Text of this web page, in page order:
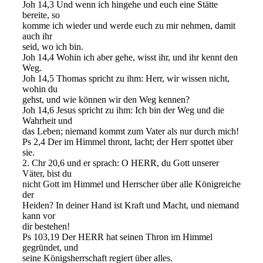
Joh 14,3 Und wenn ich hingehe und euch eine Stätte
bereite, so
komme ich wieder und werde euch zu mir nehmen, damit
auch ihr
seid, wo ich bin.
Joh 14,4 Wohin ich aber gehe, wisst ihr, und ihr kennt den
Weg.
Joh 14,5 Thomas spricht zu ihm: Herr, wir wissen nicht,
wohin du
gehst, und wie können wir den Weg kennen?
Joh 14,6 Jesus spricht zu ihm: Ich bin der Weg und die
Wahrheit und
das Leben; niemand kommt zum Vater als nur durch mich!
Ps 2,4 Der im Himmel thront, lacht; der Herr spottet über
sie.
2. Chr 20,6 und er sprach: O HERR, du Gott unserer
Väter, bist du
nicht Gott im Himmel und Herrscher über alle Königreiche
der
Heiden? In deiner Hand ist Kraft und Macht, und niemand
kann vor
dir bestehen!
Ps 103,19 Der HERR hat seinen Thron im Himmel
gegründet, und
seine Königsherrschaft regiert über alles.